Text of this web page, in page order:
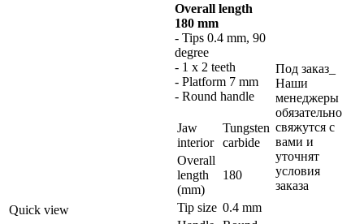
Quick view
Overall length
180 mm
- Tips 0.4 mm, 90
degree
- 1 x 2 teeth
- Platform 7 mm
- Round handle
Jaw
interior
Tungsten
carbide
Overall
length
(mm)
180
Tip size 0.4 mm
Под заказ_
Наши
менеджеры
обязательно
свяжутся с
вами и
уточнят
условия
заказа